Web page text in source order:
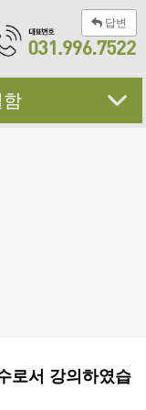
함
답변
로서 강의하였습